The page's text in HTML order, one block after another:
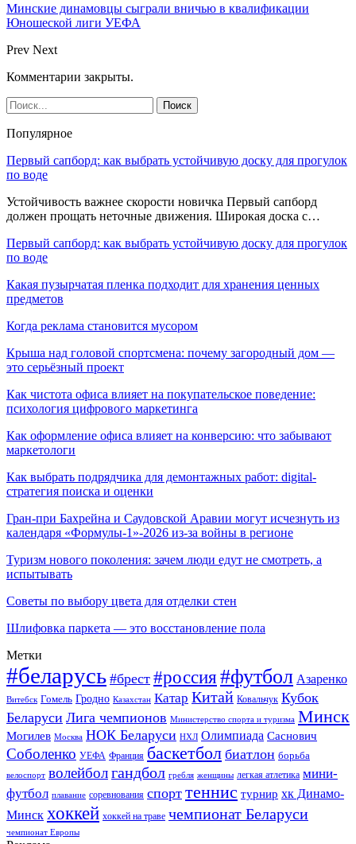
Минские динамовцы сыграли вничью в квалификации
Юношеской лиги УЕФА
Prev Next
Комментарии закрыты.
Популярное
Первый сапборд: как выбрать устойчивую доску для прогулок
по воде
Устойчивость важнее скорости новичка Первый сапборд
должен прощать неточные движения. Широкая доска с…
Первый сапборд: как выбрать устойчивую доску для прогулок
по воде
Какая пузырчатая пленка подходит для хранения ценных
предметов
Когда реклама становится мусором
Крыша над головой спортсмена: почему загородный дом —
это серьёзный проект
Как чистота офиса влияет на покупательское поведение:
психология цифрового маркетинга
Как оформление офиса влияет на конверсию: что забывают
маркетологи
Как выбрать подрядчика для демонтажных работ: digital-
стратегия поиска и оценки
Гран-при Бахрейна и Саудовской Аравии могут исчезнуть из
календаря «Формулы-1»-2026 из-за войны в регионе
Туризм нового поколения: зачем люди едут не смотреть, а
испытывать
Советы по выбору цвета для отделки стен
Шлифовка паркета — это восстановление пола
Метки
#беларусь #брест #россия#футбол Азаренко
Витебск Гомель Гродно Казахстан Катар Китай Ковальчук Кубок
Беларуси Лига чемпионов Министерство спорта и туризма Минск
Могилев Москва НОК Беларуси НХЛ Олимпиада Саснович
Соболенко УЕФА Франция баскетбол биатлон борьба
велоспорт волейболгандбол гребля женщины легкая атлетика мини-
футбол плавание соревнования спорт теннис турнир хк Динамо-
Минск хоккей хоккей на траве чемпионат Беларуси
чемпионат Европы